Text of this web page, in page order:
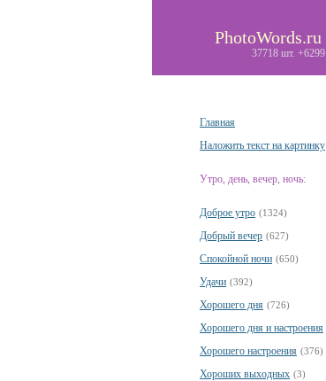
PhotoWords.ru
37718 шт. +6299
Главная
Наложить текст на картинку
Утро, день, вечер, ночь:
Доброе утро (1324)
Добрый вечер (627)
Спокойной ночи (650)
Удачи (392)
Хорошего дня (726)
Хорошего дня и настроения
Хорошего настроения (376)
Хороших выходных (3)